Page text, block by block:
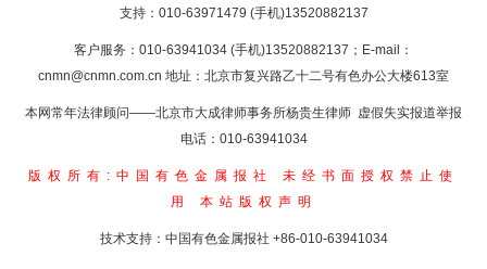
支持：010-63971479 (手机)13520882137
客户服务：010-63941034 (手机)13520882137；E-mail：
cnmn@cnmn.com.cn 地址：北京市复兴路乙十二号有色办公大楼613室
本网常年法律顾问——北京市大成律师事务所杨贵生律师 虚假失实报道举报
电话：010-63941034
版权所有:中国有色金属报社
未经书面授权禁止使
用 本站版权声明
技术支持：中国有色金属报社 +86-010-63941034